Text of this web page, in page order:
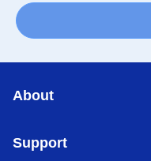
About
Support